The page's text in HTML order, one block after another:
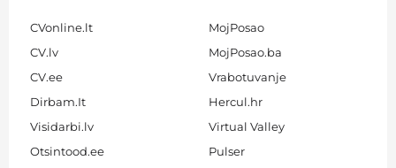
CVonline.lt
CV.lv
CV.ee
Dirbam.It
Visidarbi.lv
Otsintood.ee
MojPosao
MojPosao.ba
Vrabotuvanje
Hercul.hr
Virtual Valley
Pulser